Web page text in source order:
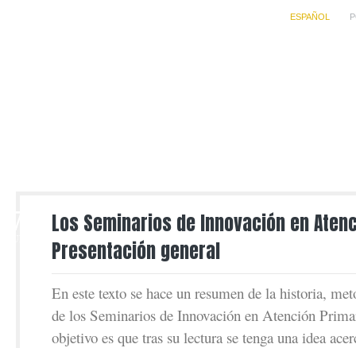
ESPAÑOL
Los Seminarios de Innovación en
Presentación general
En este texto se hace un resumen de la historia,
de los Seminarios de Innovación en Atención
objetivo es que tras su lectura se tenga una idea